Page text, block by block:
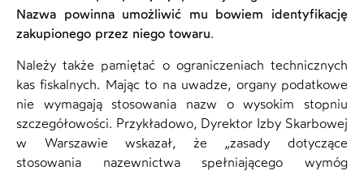
Nazwa powinna umożliwić mu bowiem identyfikację
zakupionego przez niego towaru.
Należy także pamiętać o ograniczeniach technicznych
kas fiskalnych. Mając to na uwadze, organy podatkowe
nie wymagają stosowania nazw o wysokim stopniu
szczegółowości. Przykładowo, Dyrektor Izby Skarbowej
w Warszawie wskazał, że „zasady dotyczące
stosowania nazewnictwa spełniającego wymóg